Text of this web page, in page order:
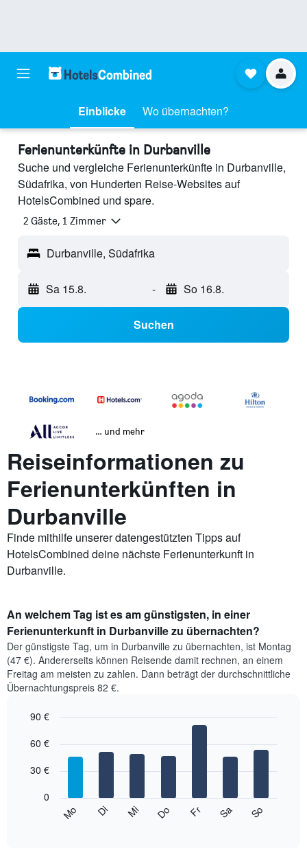
Einblicke Wo übernachten?
Ferienunterkünfte in Durbanville
Suche und vergleiche Ferienunterkünfte in Durbanville,
Südafrika, von Hunderten Reise-Websites auf
HotelsCombined und spare.
2 Gäste, 1 Zimmer
Durbanville, Südafrika
Sa 15.8. - So 16.8.
Suchen
… und mehr
Reiseinformationen zu
Ferienunterkünften in
Durbanville
Finde mithilfe unserer datengestützten Tipps auf
HotelsCombined deine nächste Ferienunterkunft in
Durbanville.
An welchem Tag ist es am günstigsten, in einer
Ferienunterkunft in Durbanville zu übernachten?
Der günstigste Tag, um in Durbanville zu übernachten, ist Montag
(47 €). Andererseits können Reisende damit rechnen, an einem
Freitag am meisten zu zahlen. Dann beträgt der durchschnittliche
Übernachtungspreis 82 €.
chart
bars.
folgende
graphic.
Mo Di Mi Do Fr Sa So
0
30 €
60 €
90 €